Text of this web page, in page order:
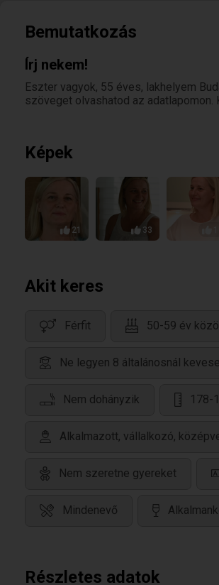
Bemutatkozás
Írj nekem!
Eszter vagyok, 55 éves, lakhelyem
szöveget olvashatod az adatlapomon.
Képek
21 33
Akit keres
Férfit 50-59 év
Ne legyen 8 általánosnál
Nem dohányzik 178-
Alkalmazott, vállalkozó,
Nem szeretne gyereket
Mindenevő
Részletes adatok